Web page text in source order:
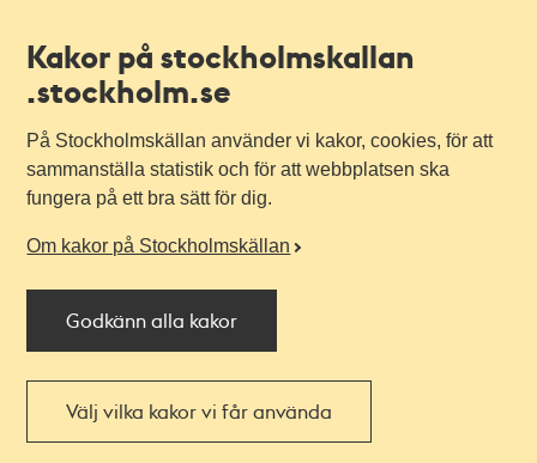
Kakor på stockholmskallan
.stockholm.se
På Stockholmskällan använder vi kakor, cookies, för att
sammanställa statistik och för att webbplatsen ska
fungera på ett bra sätt för dig.
Om kakor på Stockholmskällan
Godkänn alla kakor
Välj vilka kakor vi får använda